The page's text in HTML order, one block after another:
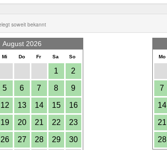
soweit bekannt
August 2026
Mi Do Fr Sa So
1 2
5 6 7 8 9
12 13 14 15 16
19 20 21 22 23
26 27 28 29 30
Mo
7
14
21
28